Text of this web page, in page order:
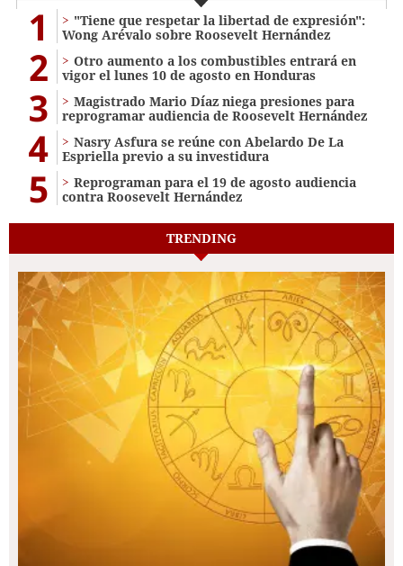
1
"Tiene que respetar la libertad de expresión":
Wong Arévalo sobre Roosevelt Hernández
2
Otro aumento a los combustibles entrará en
vigor el lunes 10 de agosto en Honduras
3
Magistrado Mario Díaz niega presiones para
reprogramar audiencia de Roosevelt Hernández
4
Nasry Asfura se reúne con Abelardo De La
Espriella previo a su investidura
5
Reprograman para el 19 de agosto audiencia
contra Roosevelt Hernández
TRENDING